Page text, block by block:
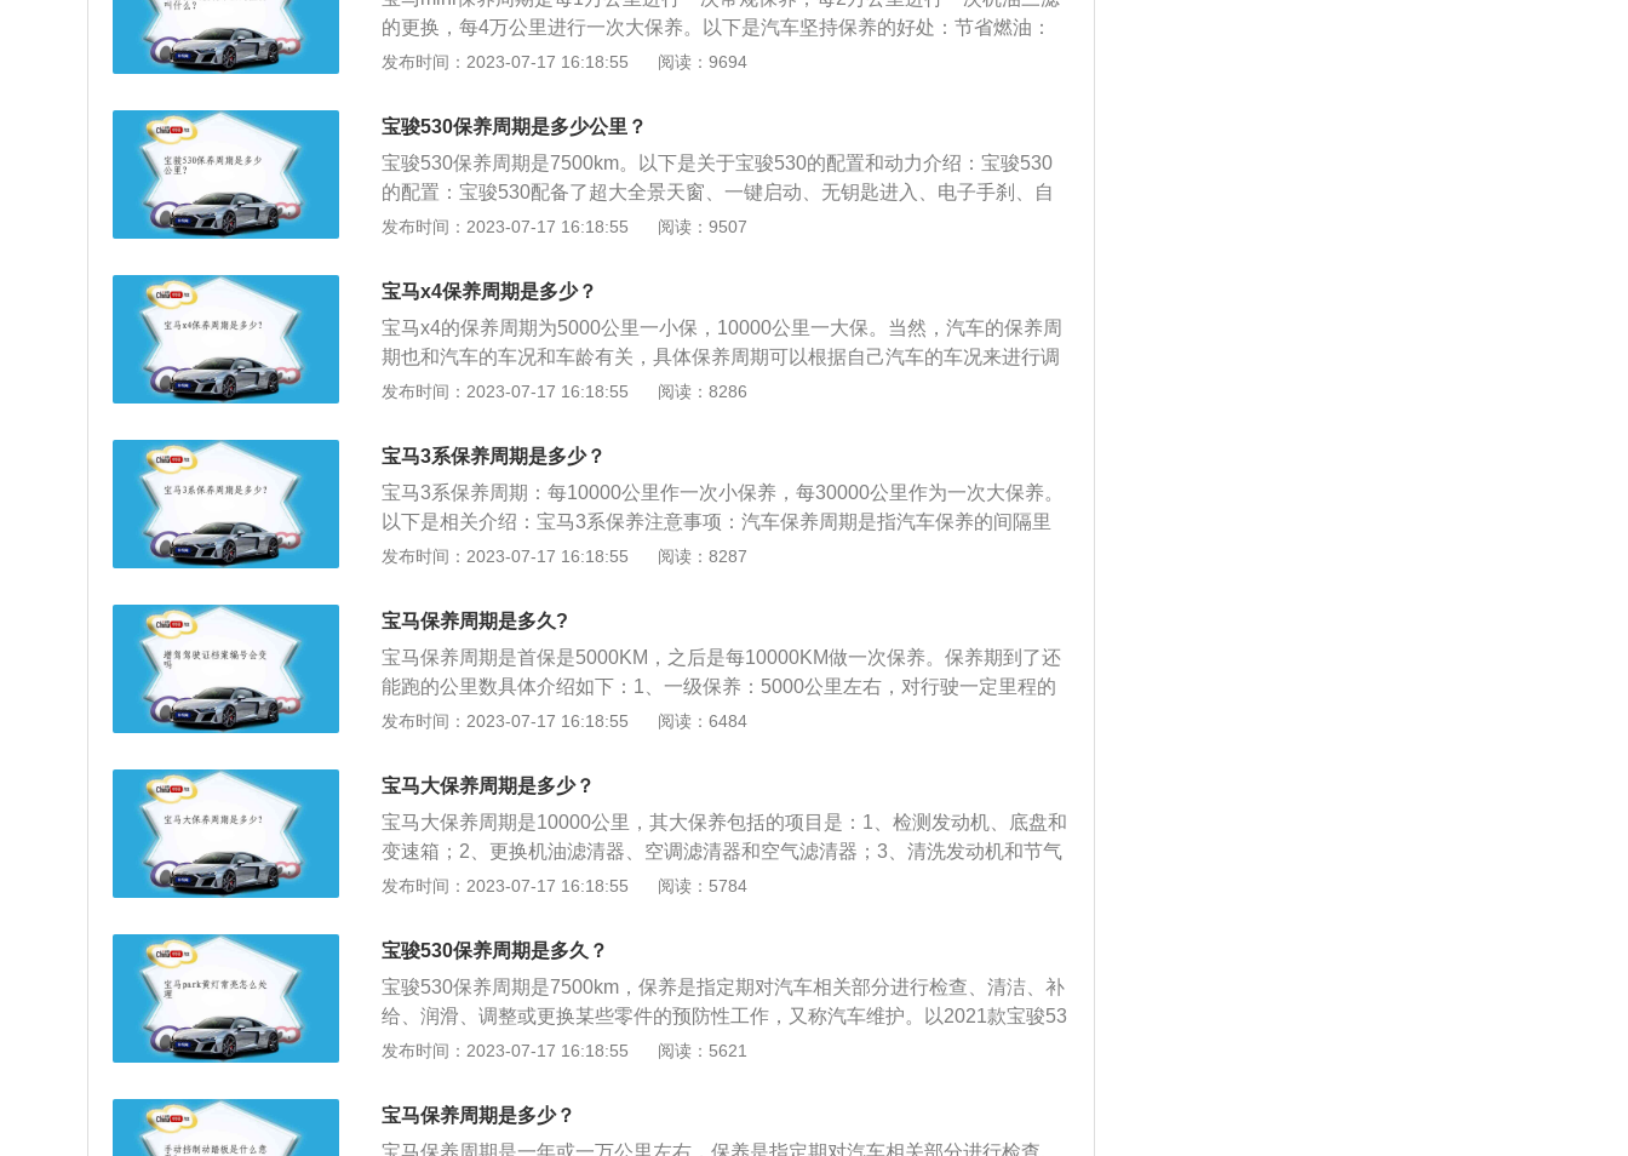
万公里，为避免发动机产生磨损，最好每10000公里清洁一次，空调滤清器的更
换周期要根据汽车的使用情况来决定，刹车油的更换周期为3年左右，使用时间
长会发生变质，如果刹车出现制动忽轻忽重的情况，要对刹车油及时更换，火花
作失常。
的更换，每4万公里进行一次大保养。以下是汽车坚持保养的好处：节省燃油：
定时保养汽车，就能获得11.36%的燃料节约效果；换用新的火花塞一项就可以节
以降低45.37%。延长使用期：使用优质的高科技保养产品，对发动机润滑系统清
洗保护后，延长机油、变速器油的使用期。
发布时间：2023-07-17 16:18:55 阅读：9694
宝骏530保养周期是多少公里？
宝骏530保养周期是7500km。以下是关于宝骏530的配置和动力介绍：宝骏530
的配置：宝骏530配备了超大全景天窗、一键启动、无钥匙进入、电子手刹、自
动驻车、多功能方向盘、豪华运动座椅，搭载了博世最新一代ESP车身稳定系
力：宝骏530搭载全新一代1.5T涡轮增压发动机，额定功率111kW，最大净扭矩2
50牛米。与1.5T涡轮增压发动机搭配的是同级最优无级CVT变速箱。
发布时间：2023-07-17 16:18:55 阅读：9507
宝马x4保养周期是多少？
宝马x4的保养周期为5000公里一小保，10000公里一大保。当然，汽车的保养周
期也和汽车的车况和车龄有关，具体保养周期可以根据自己汽车的车况来进行调
整。以下是扩展资料：车辆使用的较频繁：或者车龄比较老，那么汽车零件的老
养。车辆使用的较少：车龄也比较短，那么可以适当延长汽车保养的周期，可以
在汽车行驶7000公里左右时去保养一次。关于汽车具体的保养时间也可以询问当
地汽车4s店的工作人员，汽车在保养时可以选择去汽车4s店保养，也可以选择去
外面修理厂保养。
发布时间：2023-07-17 16:18:55 阅读：8286
宝马3系保养周期是多少？
宝马3系保养周期：每10000公里作一次小保养，每30000公里作为一次大保养。
以下是相关介绍：宝马3系保养注意事项：汽车保养周期是指汽车保养的间隔里
程或时间。保养频率高，能更有效地保障车辆的各项性能。用车初期主要是正常
用就相对高一些。检修保养：检修保养服务一方面使维修费用降到最低，另一方
面，经过检修保养的汽车可以保证安全、稳定、经济地行驶。进一步讲，它可以
尽早发现故障，排除故障隐患。更重要的是，定期按照保养周期的规定到上海大
众汽车经销商进行保养是享受质量担保服务的先决条件。检修保养包括：每1500
0公里的检修保养。更换制动液，制动液的更换为每两年或每行驶50000公里，时
发布时间：2023-07-17 16:18:55 阅读：8287
宝马保养周期是多久?
宝马保养周期是首保是5000KM，之后是每10000KM做一次保养。保养期到了还
能跑的公里数具体介绍如下：1、一级保养：5000公里左右，对行驶一定里程的
机动车辆进行的以紧固和润滑为中心的保养作业。包括检查、紧固汽车外露部位
润滑油；清洗各空气滤清器等。目的在于维护汽车完好的技术状况，保证车辆正
常运行。2、二级保养：10000公里左右，是对行驶一定里程的机动车辆进行的以
检查、调整为中心的保养作业。保养范围，除一级保养的作业项目外，检查调整
发动机和电气设备的工作情况，拆洗机油盘和机油滤清器，检查调整转向、制动
机构，拆洗前后轮毂轴承。添加润滑油，拆检轮胎，并进行换位等。其目的在于
间的正常运行。3、三级保养：20000公里左右，是对机动车辆进行的以总成解体
清洗、检查、调整和消除隐患与中心的保养作业。保养范围：除执行一、二级保
养的全部作业项目外，要拆检发动机，清除积炭、结胶及冷却系统污垢；需要对
锈、补漆．其目的在于巩固各总成、组合件的正常使用性能，确保正常运行。
发布时间：2023-07-17 16:18:55 阅读：6484
宝马大保养周期是多少？
宝马大保养周期是10000公里，其大保养包括的项目是：1、检测发动机、底盘和
变速箱；2、更换机油滤清器、空调滤清器和空气滤清器；3、清洗发动机和节气
门；4、检查轮毂和刹车系统；5、更换火花塞、发动机皮带；6、清洗空调系
是：长5106mm、宽1868mm、高1500mm，轴距为3105mm，油箱容积为68l，
整备质量为1705kg。
发布时间：2023-07-17 16:18:55 阅读：5784
宝骏530保养周期是多久？
宝骏530保养周期是7500km，保养是指定期对汽车相关部分进行检查、清洁、补
给、润滑、调整或更换某些零件的预防性工作，又称汽车维护。以2021款宝骏53
0为例，其车身尺寸是：长4690mm、宽1835mm、高1750mm，轴距为2750m
动机，最大马力是147ps，最大功率是108kw，最大扭矩是250nm，与其匹配的
是6挡手动变速箱。
发布时间：2023-07-17 16:18:55 阅读：5621
宝马保养周期是多少？